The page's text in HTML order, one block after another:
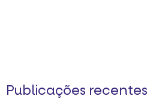
Publicações recentes